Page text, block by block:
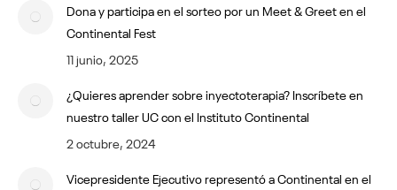
Dona y participa en el sorteo por un Meet & Greet en el
Continental Fest
11 junio, 2025
¿Quieres aprender sobre inyectoterapia? Inscríbete en
nuestro taller UC con el Instituto Continental
2 octubre, 2024
Vicepresidente Ejecutivo representó a Continental en el